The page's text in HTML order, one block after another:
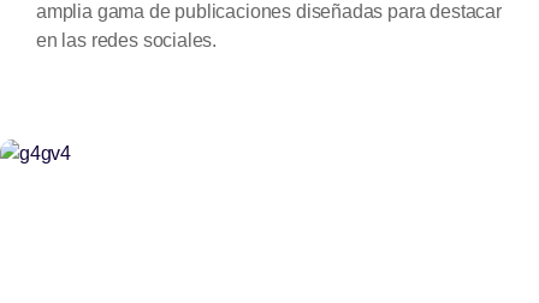
amplia gama de publicaciones diseñadas para destacar
en las redes sociales.